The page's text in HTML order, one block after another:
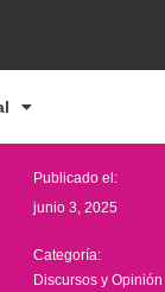
Publicado el:
junio 3, 2025
Categoría:
Discursos y Opinión